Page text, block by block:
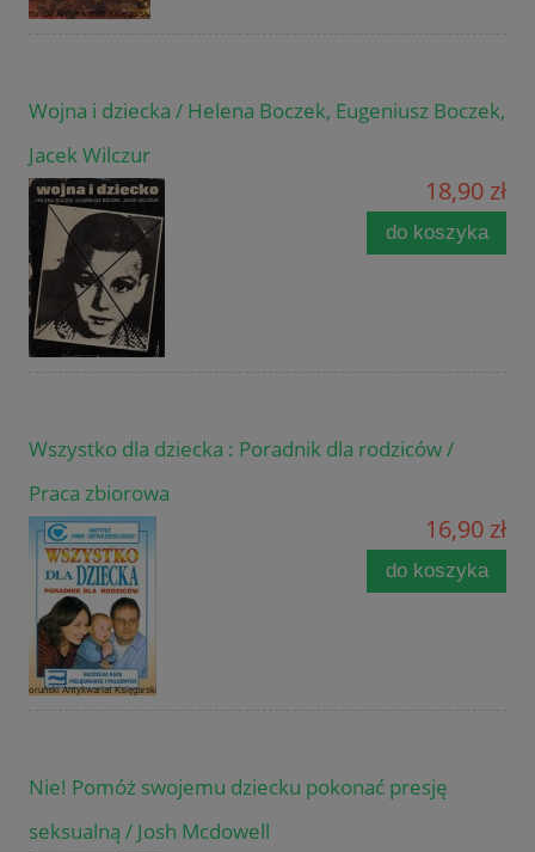
Wojna i dziecka / Helena Boczek, Eugeniusz Boczek,
Jacek Wilczur
18,90 zł
do koszyka
Wszystko dla dziecka : Poradnik dla rodziców /
Praca zbiorowa
16,90 zł
do koszyka
Nie! Pomóż swojemu dziecku pokonać presję
seksualną / Josh Mcdowell